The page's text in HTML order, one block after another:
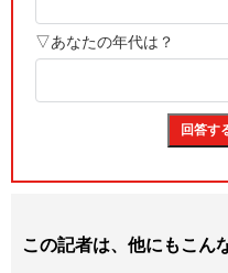
この記者は、他にもこん